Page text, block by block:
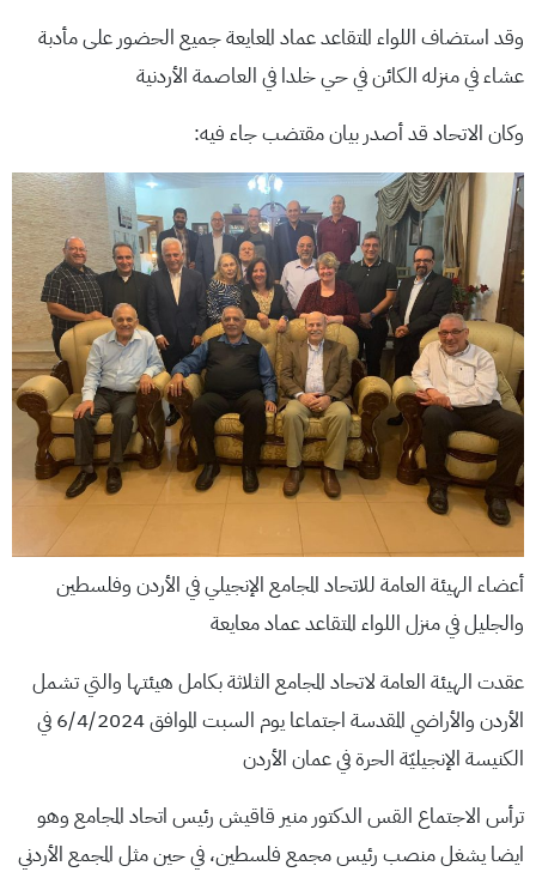
وقد استضاف اللواء المتقاعد عماد المعايعة جميع الحضور على مأدبة
عشاء في منزله الكائن في حي خلدا في العاصمة الأردنية
وكان الاتحاد قد أصدر بيان مقتضب جاء فيه:
أعضاء الهيئة العامة للاتحاد المجامع الإنجيلي في الأردن وفلسطين
والجليل في منزل اللواء المتقاعد عماد معايعة
عقدت الهيئة العامة لاتحاد المجامع الثلاثة بكامل هيئتها والتي تشمل
الأردن والأراضي المقدسة اجتماعا يوم السبت الموافق 6/4/2024 في
الكنيسة الإنجيليّة الحرة في عمان الأردن
ترأس الاجتماع القس الدكتور منير قاقيش رئيس اتحاد المجامع وهو
ايضا يشغل منصب رئيس مجمع فلسطين، في حين مثل المجمع الأردني